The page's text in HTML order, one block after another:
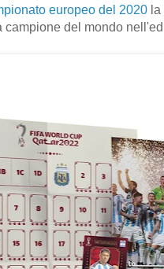
europeo del 2020
del mondo